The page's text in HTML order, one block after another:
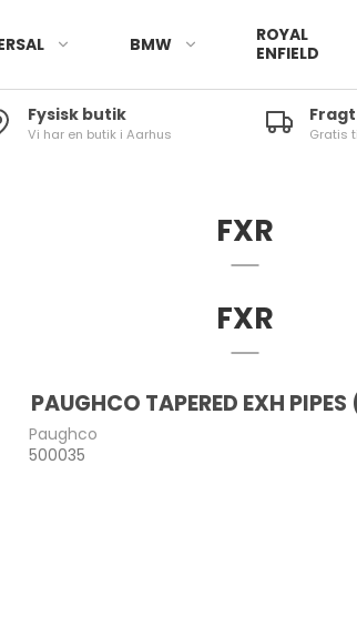
BMW
ROYAL
ENFIELD
Fysisk butik
Vi har en butik i Aarhus Gratis
FXR
FXR
PAUGHCO TAPERED EXH
Paughco
500035